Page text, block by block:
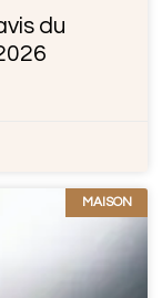
du
MAISON